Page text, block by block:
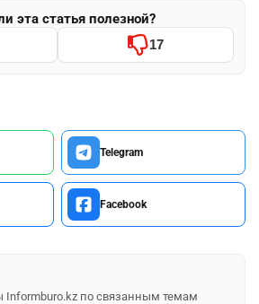
эта статья полезной?
17
Telegram
Facebook
Informburo.kz по связанным темам